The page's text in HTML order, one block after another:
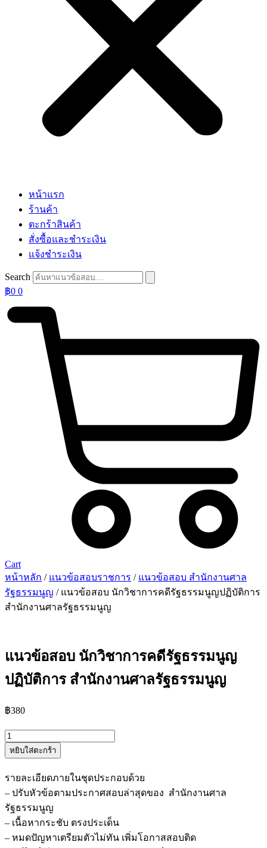
หน้าแรก
ร้านค้า
ตะกร้าสินค้า
สั่งซื้อและชำระเงิน
แจ้งชำระเงิน
Search
฿0 0
Cart
หน้าหลัก / แนวข้อสอบราชการ / แนวข้อสอบ สำนักงานศาล
รัฐธรรมนูญ / แนวข้อสอบ นักวิชาการคดีรัฐธรรมนูญปฏิบัติการ
สำนักงานศาลรัฐธรรมนูญ
แนวข้อสอบ นักวิชาการคดีรัฐธรรมนูญ
ปฏิบัติการ สำนักงานศาลรัฐธรรมนูญ
฿380
จำนวน
แนว
นัก
วิชาการ
คดี
รัฐธรรมนูญ
ปฏิบัติ
หยิบใส่ตะกร้า
รายละเอียดภายในชุดประกอบด้วย
– ปรับหัวข้อตามประกาศสอบล่าสุดของ สำนักงานศาล
รัฐธรรมนูญ
– เนื้อหากระชับ ตรงประเด็น
– หมดปัญหาเตรียมตัวไม่ทัน เพิ่มโอกาสสอบติด